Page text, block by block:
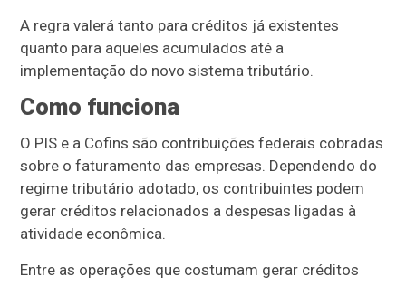
A regra valerá tanto para créditos já existentes
quanto para aqueles acumulados até a
implementação do novo sistema tributário.
Como funciona
O PIS e a Cofins são contribuições federais cobradas
sobre o faturamento das empresas. Dependendo do
regime tributário adotado, os contribuintes podem
gerar créditos relacionados a despesas ligadas à
atividade econômica.
Entre as operações que costumam gerar créditos